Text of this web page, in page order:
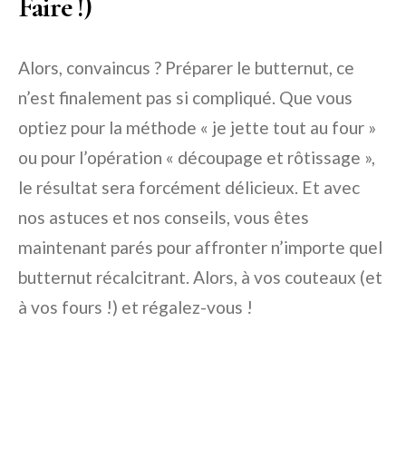
Alors, convaincus ? Préparer le butternut, ce
n’est finalement pas si compliqué. Que vous
optiez pour la méthode « je jette tout au four »
ou pour l’opération « découpage et rôtissage »,
le résultat sera forcément délicieux. Et avec
nos astuces et nos conseils, vous êtes
maintenant parés pour affronter n’importe quel
butternut récalcitrant. Alors, à vos couteaux (et
à vos fours !) et régalez-vous !